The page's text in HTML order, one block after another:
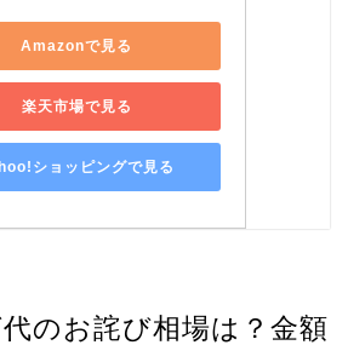
Amazonで見る
楽天市場で見る
ショッピングで見る
のお詫び相場は？金額